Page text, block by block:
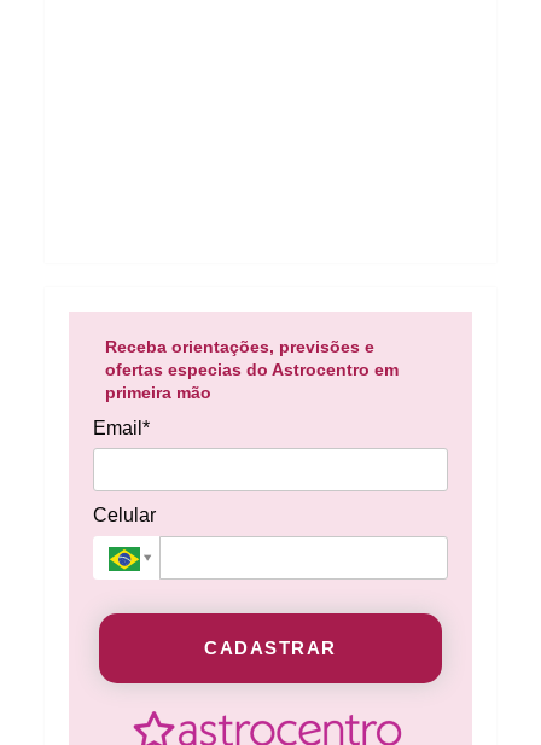
Receba orientações, previsões e
ofertas especias do Astrocentro em
primeira mão
Email*
Celular
CADASTRAR